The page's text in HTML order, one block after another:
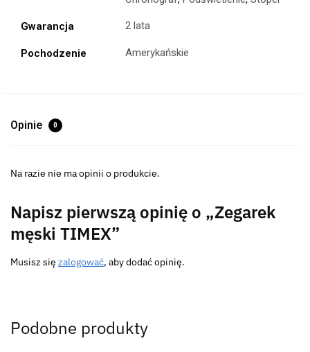
Gwarancja 2 lata
Pochodzenie Amerykańskie
Opinie 0
Na razie nie ma opinii o produkcie.
Napisz pierwszą opinię o „Zegarek
męski TIMEX”
Musisz się zalogować, aby dodać opinię.
Podobne produkty